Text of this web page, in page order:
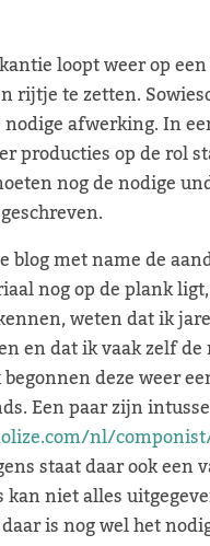
loopt weer op
rijtje te zetten.
afwerking. In
producties op de rol
nog de nodige
blog met name de
nog op de plank
weten dat ik
en dat ik vaak zelf
deze weer
Een paar zijn
nl/
staat daar ook
kan niet alles
is nog wel het